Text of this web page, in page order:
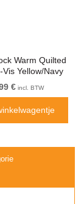
Warm Quilted
Yellow/Navy
€incl. BTW